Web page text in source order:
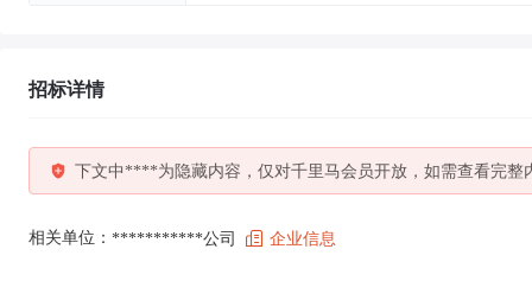
招标详情
下文中****为隐藏内容，仅对千里马会员开放，如需查看完整
相关单位： ***********公司 企业信息